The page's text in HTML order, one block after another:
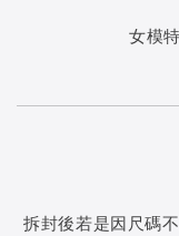
女模
拆封後若是因尺碼